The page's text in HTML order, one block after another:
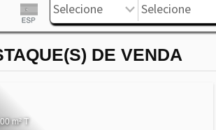
Selecione Selecione
DE VENDA
m² T